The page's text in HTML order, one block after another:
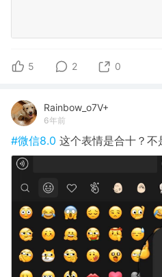
5 2 0
Rainbow_o7V+
6年前
#微信8.0 这个表情是合十？不